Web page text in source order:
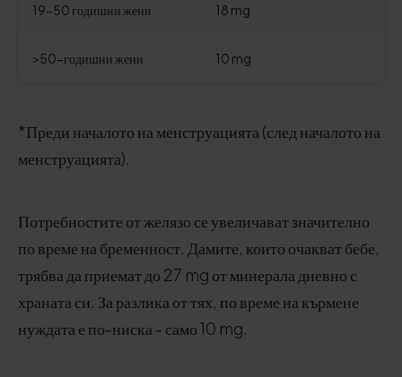
19-50 годишни жени 18 mg
>50-годишни жени 10 mg
*Преди началото на менструацията (след началото на
менструацията).
Потребностите от желязо се увеличават значително
по време на бременност. Дамите, които очакват бебе,
трябва да приемат до 27 mg от минерала дневно с
храната си. За разлика от тях, по време на кърмене
нуждата е по-ниска - само 10 mg.